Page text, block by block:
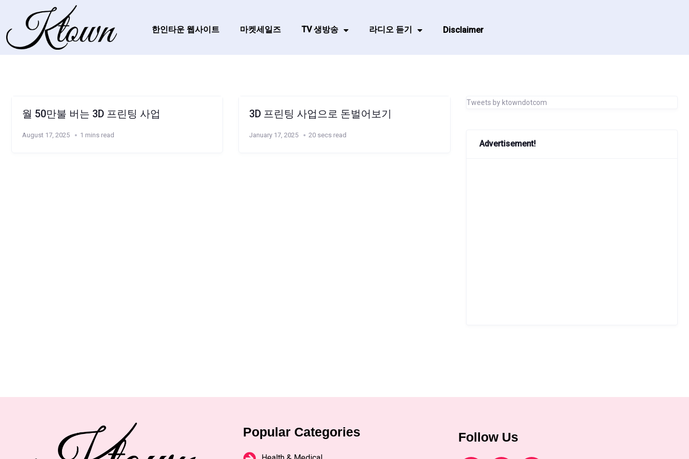
한인타운 웹사이트 마켓세일즈 TV 생방송 라디오 듣기 Disclaimer
월 50만불 버는 3D 프린팅 사업
August 17, 2025 1 mins read
3D 프린팅 사업으로 돈벌어보기
January 17, 2025 20 secs read
Tweets by ktowndotcom
Advertisement!
Popular Categories Follow Us